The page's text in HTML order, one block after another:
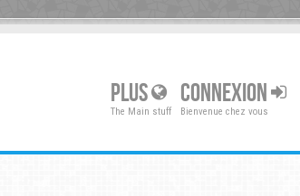
PLUS
The Main stuff
CONNEXION
Bienvenue chez vous